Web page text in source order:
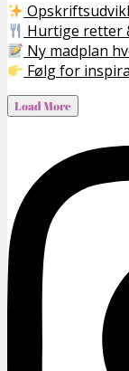
Hurtige retter
Ny madplan
Følg for
Load More